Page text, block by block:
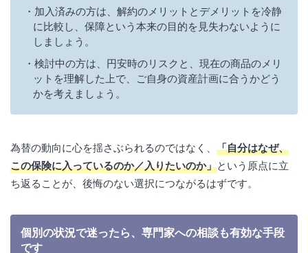
加入済みの方は、解約のメリットとデメリットを冷静
に比較し、保障という本来の目的を見失わないように
しましょう。
検討中の方は、円安時のリスクと、現在の商品のメリ
ットを理解した上で、ご自身の資産計画に合うかどう
かを考えましょう。
為替の動向に心を揺さぶられるのではなく、 「自分はなぜ、
この保険に入っているのか／入りたいのか」という原点に立
ち返ることが、後悔のない選択につながるはずです。
個別の状況で迷ったら、専門家への相談も有効な手段
です